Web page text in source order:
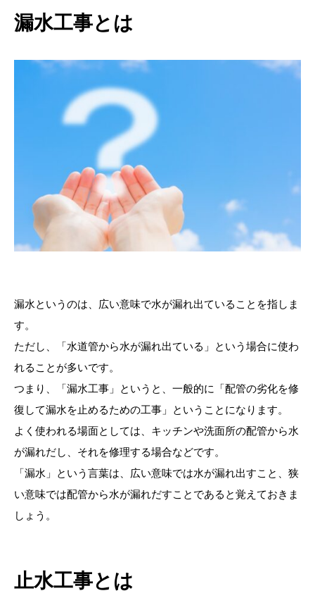
漏水工事とは
漏水というのは、広い意味で水が漏れ出ていることを指しま
す。
ただし、「水道管から水が漏れ出ている」という場合に使わ
れることが多いです。
つまり、「漏水工事」というと、一般的に「配管の劣化を修
復して漏水を止めるための工事」ということになります。
よく使われる場面としては、キッチンや洗面所の配管から水
が漏れだし、それを修理する場合などです。
「漏水」という言葉は、広い意味では水が漏れ出すこと、狭
い意味では配管から水が漏れだすことであると覚えておきま
しょう。
止水工事とは